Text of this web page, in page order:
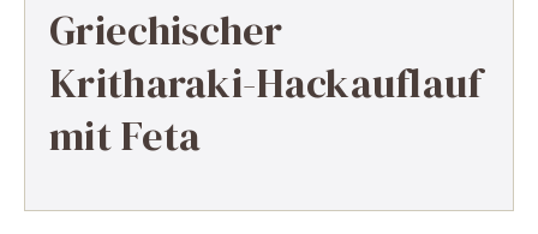
Griechischer
Kritharaki-Hackauflauf
mit Feta